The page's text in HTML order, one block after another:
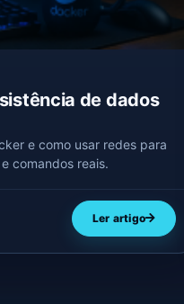
de dados
e como usar redes para
comandos reais.
Ler artigo